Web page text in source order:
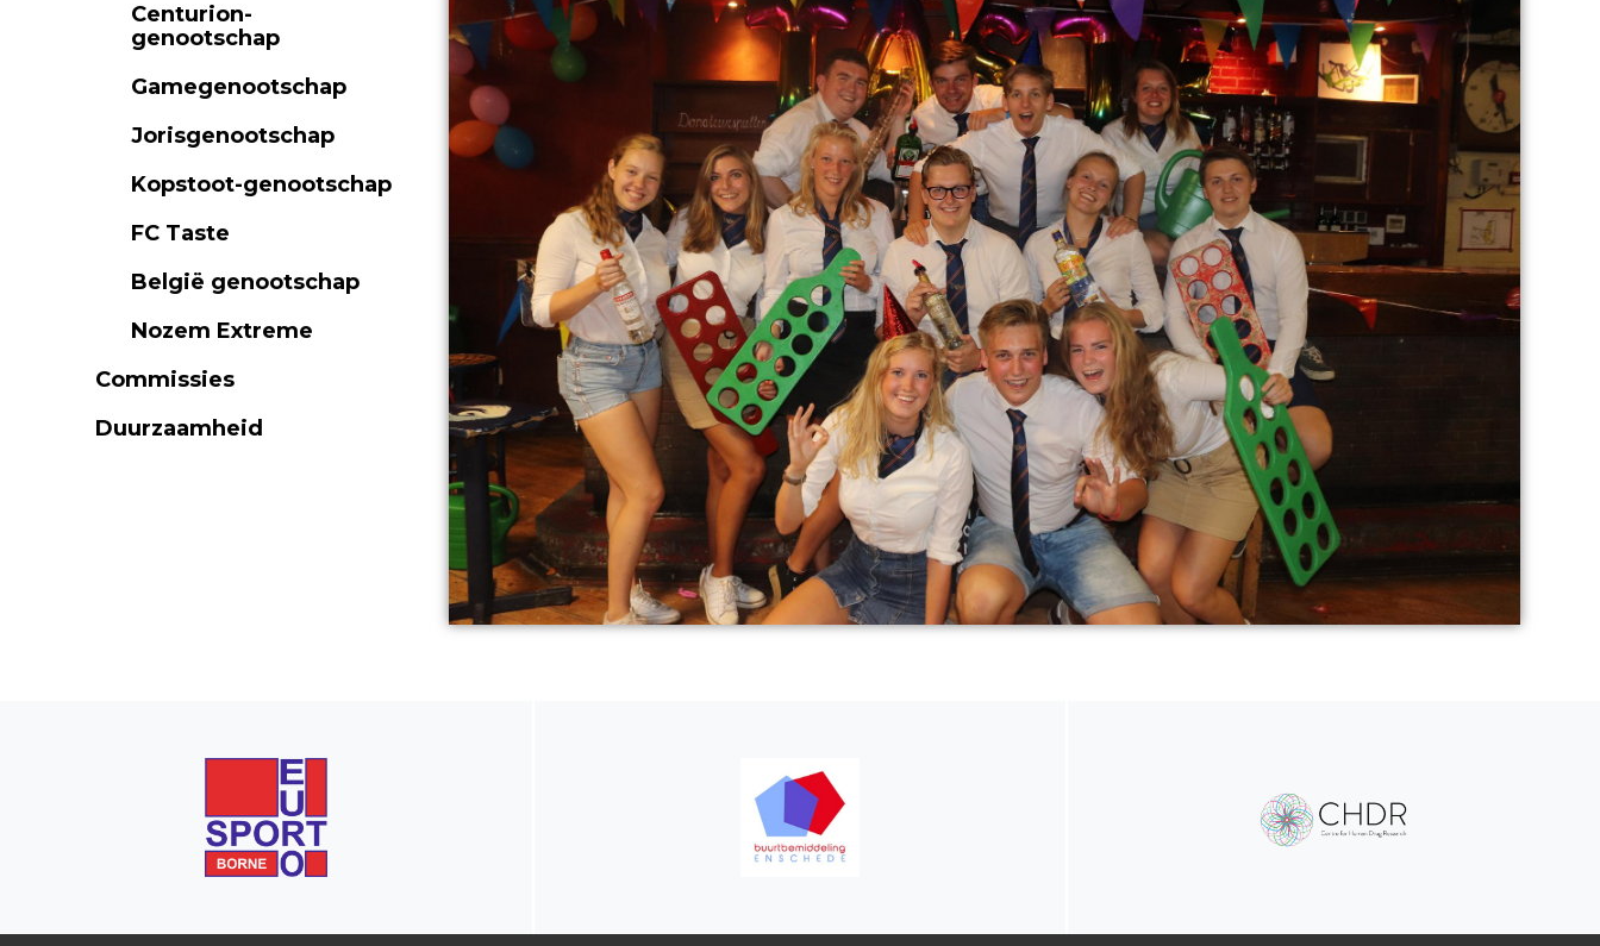
Centurion-
genootschap
Gamegenootschap
Jorisgenootschap
Kopstoot-genootschap
FC Taste
België genootschap
Nozem Extreme
Commissies
Duurzaamheid